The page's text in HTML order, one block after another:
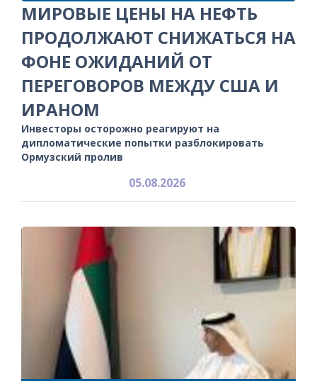
МИРОВЫЕ ЦЕНЫ НА НЕФТЬ
ПРОДОЛЖАЮТ СНИЖАТЬСЯ НА
ФОНЕ ОЖИДАНИЙ ОТ
ПЕРЕГОВОРОВ МЕЖДУ США И
ИРАНОМ
Инвесторы осторожно реагируют на
дипломатические попытки разблокировать
Ормузский пролив
05.08.2026